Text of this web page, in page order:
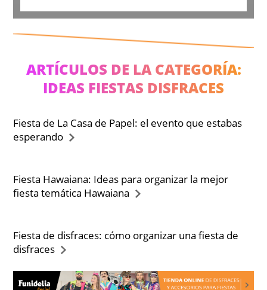
ARTÍCULOS DE LA CATEGORÍA:
IDEAS FIESTAS DISFRACES
Fiesta de La Casa de Papel: el evento que estabas
esperando
Fiesta Hawaiana: Ideas para organizar la mejor
fiesta temática Hawaiana
Fiesta de disfraces: cómo organizar una fiesta de
disfraces